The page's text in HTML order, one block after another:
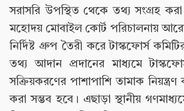
সরাসরি উপস্থিত থেকে তথ্য সংগ্রহ করা
মহোদয় মোবাইল কোর্ট পরিচালনায়
নির্দিষ্ট গ্রুপ তৈরী করে টাস্কফোর্স
তথ্য আদান প্রদানের মাধ্যমে
সক্রিয়করণের পাশাপাশি তামাক নিয়ন্ত্রণ
করা সম্ভব হবে। এছাড়া স্থানীয়